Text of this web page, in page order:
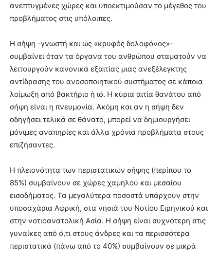
ανεπτυγμένες χώρες και υποεκτιμούσαν το μέγεθος του
προβλήματος στις υπόλοιπες.
Η σήψη -γνωστή και ως «κρυφός δολοφόνος»-
συμβαίνει όταν τα όργανα του ανθρώπου σταματούν να
λειτουργούν κανονικά εξαιτίας μιας ανεξέλεγκτης
αντίδρασης του ανοσοποιητικού συστήματος σε κάποια
λοίμωξη από βακτήριο ή ιό. Η κύρια αιτία θανάτου από
σήψη είναι η πνευμονία. Ακόμη και αν η σήψη δεν
οδηγήσει τελικά σε θάνατο, μπορεί να δημιουργήσει
μόνιμες αναπηρίες και άλλα χρόνια προβλήματα στους
επιζήσαντες.
Η πλειονότητα των περιστατικών σήψης (περίπου το
85%) συμβαίνουν σε χώρες χαμηλού και μεσαίου
εισοδήματος. Τα μεγαλύτερα ποσοστά υπάρχουν στην
υποσαχάρια Αφρική, στα νησιά του Νοτίου Ειρηνικού και
στην νοτιοανατολική Ασία. Η σήψη είναι συχνότερη στις
γυναίκες από ό,τι στους άνδρες και τα περισσότερα
περιστατικά (πάνω από το 40%) συμβαίνουν σε μικρά